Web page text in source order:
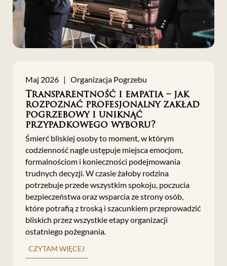
Maj 2026 | Organizacja Pogrzebu
Transparentność i empatia – jak
rozpoznać profesjonalny zakład
pogrzebowy i uniknąć
przypadkowego wyboru?
Śmierć bliskiej osoby to moment, w którym
codzienność nagle ustępuje miejsca emocjom,
formalnościom i konieczności podejmowania
trudnych decyzji. W czasie żałoby rodzina
potrzebuje przede wszystkim spokoju, poczucia
bezpieczeństwa oraz wsparcia ze strony osób,
które potrafią z troską i szacunkiem przeprowadzić
bliskich przez wszystkie etapy organizacji
ostatniego pożegnania.
CZYTAM WIĘCEJ